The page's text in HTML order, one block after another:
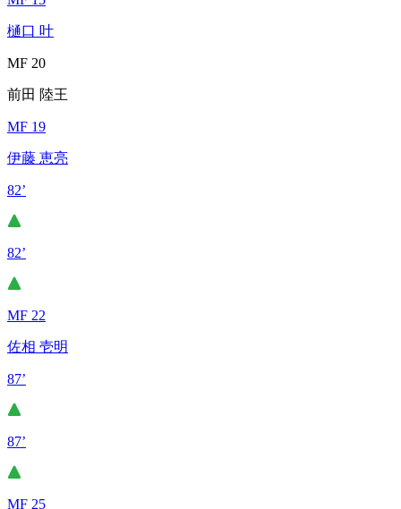
樋口 叶
MF 20
前田 陸王
MF 19
伊藤 恵亮
82’
82’
MF 22
佐相 壱明
87’
87’
MF 25